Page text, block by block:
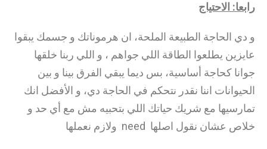
رابعا: الاحتياج
و دي الحاجة الطبيعة الملحة، ان هرموناتك و جسمك يبقوا
عايزين يطلعوا الطاقة اللي جواهم ، و اللي ربنا خلقها
جوانا كحاجة أساسية، بس ديما يبقي الفرق بينا و بين
الحيوانات اننا نقدر نتحكم في الحاجة دي، و الأفضل انك
تمارسيها مع شريك حياتك اللي بتحبيه مش مع أي حد و
خلاص عشان نقول اصلها need ولازم نعملها